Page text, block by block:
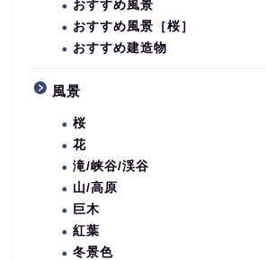
おすすめ風景
おすすめ風景［桜］
おすすめ建造物
風景
桜
花
滝/峡谷/渓谷
山/高原
巨木
紅葉
冬景色